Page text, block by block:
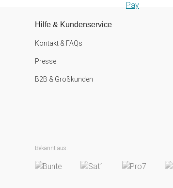
Hilfe & Kundenservice
Kontakt & FAQs
Presse
B2B & Großkunden
Bekannt aus: